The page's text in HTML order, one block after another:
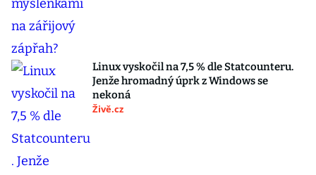
Linux vyskočil na 7,5 % dle Statcounteru.
Jenže hromadný úprk z Windows se
nekoná
Živě.cz